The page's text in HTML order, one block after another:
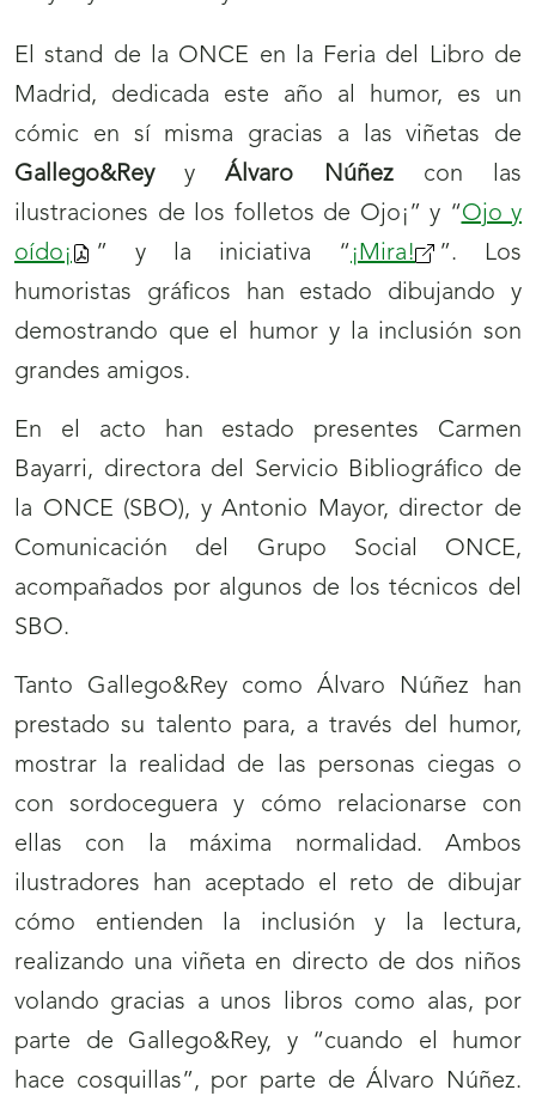
El stand de la ONCE en la Feria del Libro de
Madrid, dedicada este año al humor, es un
cómic en sí misma gracias a las viñetas de
Gallego&ReyyÁlvaro Núñez con las
ilustraciones de los folletos de Ojo¡” y “Ojo y
oído¡
” y la iniciativa “ ¡Mira!
”. Los
humoristas gráficos han estado dibujando y
demostrando que el humor y la inclusión son
grandes amigos.
En el acto han estado presentes Carmen
Bayarri, directora del Servicio Bibliográfico de
la ONCE (SBO), y Antonio Mayor, director de
Comunicación del Grupo Social ONCE,
acompañados por algunos de los técnicos del
SBO.
Tanto Gallego&Rey como Álvaro Núñez han
prestado su talento para, a través del humor,
mostrar la realidad de las personas ciegas o
con sordoceguera y cómo relacionarse con
ellas con la máxima normalidad. Ambos
ilustradores han aceptado el reto de dibujar
cómo entienden la inclusión y la lectura,
realizando una viñeta en directo de dos niños
volando gracias a unos libros como alas, por
parte de Gallego&Rey, y “cuando el humor
hace cosquillas”, por parte de Álvaro Núñez.